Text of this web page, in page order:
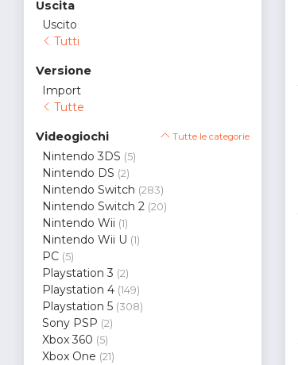
Uscita
Uscito
Tutti
Versione
Import
Tutte
Videogiochi Tutte le categorie
Nintendo 3DS (5)
Nintendo DS (2)
Nintendo Switch (283)
Nintendo Switch 2 (20)
Nintendo Wii (1)
Nintendo Wii U (1)
PC (5)
Playstation 3 (2)
Playstation 4 (149)
Playstation 5 (308)
Sony PSP (2)
Xbox 360 (5)
Xbox One (21)